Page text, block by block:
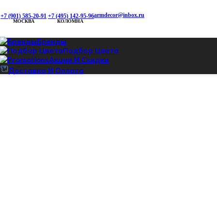
+7 (901) 585-20-91
МОСКВА
+7 (495) 142-95-96
КОЛОМНА
armdecor@inbox.ru
Бренды
Подбор Цвета
Акции И Скидки
Доставка И Оплата